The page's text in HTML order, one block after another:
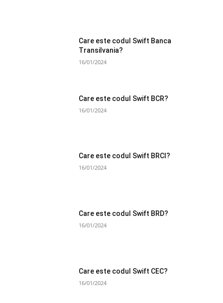
Care este codul Swift Banca
Transilvania?
16/01/2024
Care este codul Swift BCR?
16/01/2024
Care este codul Swift BRCI?
16/01/2024
Care este codul Swift BRD?
16/01/2024
Care este codul Swift CEC?
16/01/2024